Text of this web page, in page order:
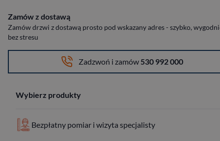
Zamów z dostawą
Zamów drzwi z dostawą prosto pod wskazany adres - szybko,
bez stresu
Zadzwoń i zamów 530 992 000
Wybierz produkty
Bezpłatny pomiar i wizyta specjalisty